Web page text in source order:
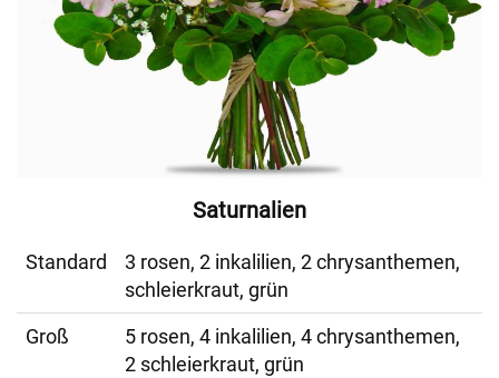
Saturnalien
Standard
3 rosen, 2 inkalilien, 2 chrysanthemen,
schleierkraut, grün
Groß
5 rosen, 4 inkalilien, 4 chrysanthemen,
2 schleierkraut, grün